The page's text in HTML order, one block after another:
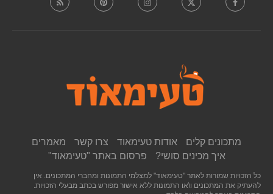
מתכונים קלים אודות טעימאוד צרו קשר
מאמרים
איך מכינים סושי?
פרסום באתר "טעימאוד"
כל הזכויות שמורות לאתר "טעימאוד" למצלמי התמונות ומחברי המתכונים. אין
להעתיק את המתכונים ו\או התמונות ללא אישור מפורש בכתב מבעלי הזכויות.